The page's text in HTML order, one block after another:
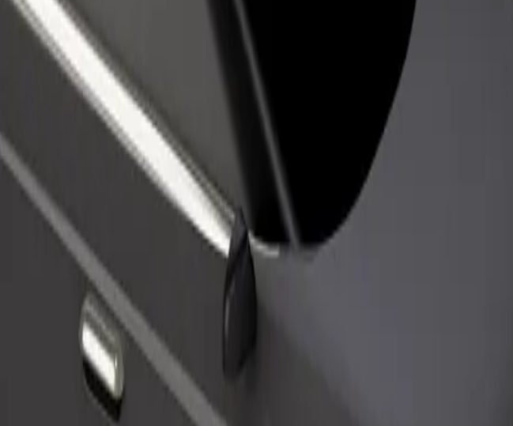
Añadir un restaurante o tienda
Llega a más clientes y maximiza tus
ganancias
Bolt para empresas
Productos y servicios de
tu empresa
Hotel"
Hilton Hotel"? Echa un vistazo a nuestros servicios y encuentra la mejor opción para tu viaje.
Descargar la app